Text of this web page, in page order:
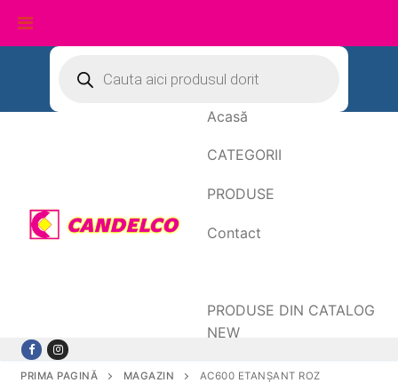
conținut
search
Acasă
CATEGORII
PRODUSE
Contact
PRODUSE DIN CATALOG
NEW
PRIMA PAGINĂ MAGAZIN AC600 ETANȘANT ROZ